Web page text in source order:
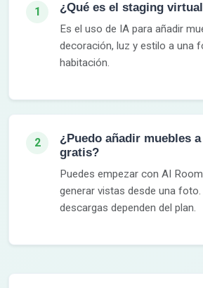
1 ¿Qué es el staging
Es el uso de IA para añadir
decoración, luz y estilo a una
habitación.
2
¿Puedo añadir muebles
gratis?
Puedes empezar con AI
generar vistas desde una
descargas dependen del plan.